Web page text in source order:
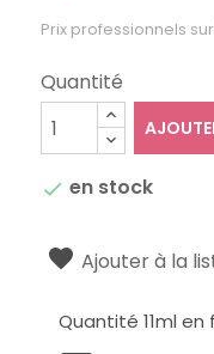
Prix professionnels
Quantité
 en stock
Ajouter à la
Quantité 11ml en